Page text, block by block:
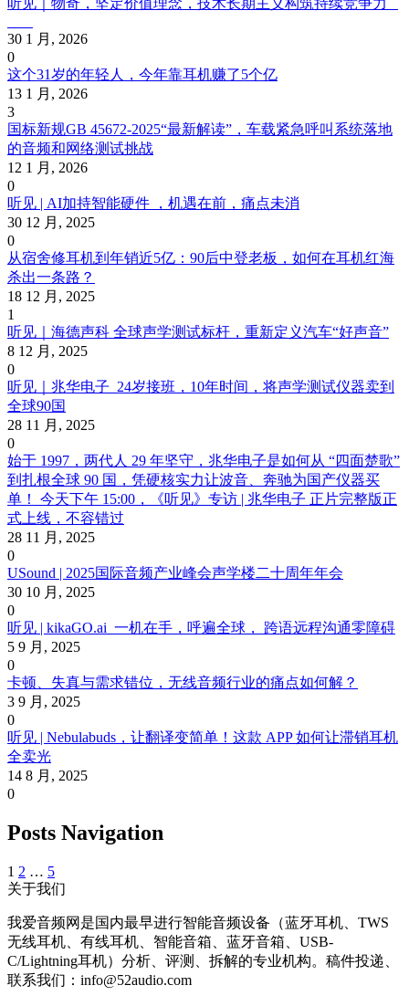
30 1 月, 2026
0
这个31岁的年轻人，今年靠耳机赚了5个亿
13 1 月, 2026
3
国标新规GB 45672-2025“最新解读”，车载紧急呼叫系统落地
的音频和网络测试挑战
12 1 月, 2026
0
听见 | AI加持智能硬件 ，机遇在前，痛点未消
30 12 月, 2025
0
从宿舍修耳机到年销近5亿：90后中登老板，如何在耳机红海
杀出一条路？
18 12 月, 2025
1
听见｜海德声科 全球声学测试标杆，重新定义汽车“好声音”
8 12 月, 2025
0
听见｜兆华电子 24岁接班，10年时间，将声学测试仪器卖到
全球90国
28 11 月, 2025
0
始于 1997，两代人 29 年坚守，兆华电子是如何从 “四面楚歌”
到扎根全球 90 国，凭硬核实力让波音、奔驰为国产仪器买
单！ 今天下午 15:00，《听见》专访 | 兆华电子 正片完整版正
式上线，不容错过
28 11 月, 2025
0
USound | 2025国际音频产业峰会声学楼二十周年年会
30 10 月, 2025
0
听见 | kikaGO.ai 一机在手，呼遍全球， 跨语远程沟通零障碍
5 9 月, 2025
0
卡顿、失真与需求错位，无线音频行业的痛点如何解？
3 9 月, 2025
0
听见 | Nebulabuds，让翻译变简单！这款 APP 如何让滞销耳机
全卖光
14 8 月, 2025
0
Posts Navigation
1 2 … 5
关于我们
我爱音频网是国内最早进行智能音频设备（蓝牙耳机、TWS
无线耳机、有线耳机、智能音箱、蓝牙音箱、USB-
C/Lightning耳机）分析、评测、拆解的专业机构。稿件投递、
联系我们：info@52audio.com